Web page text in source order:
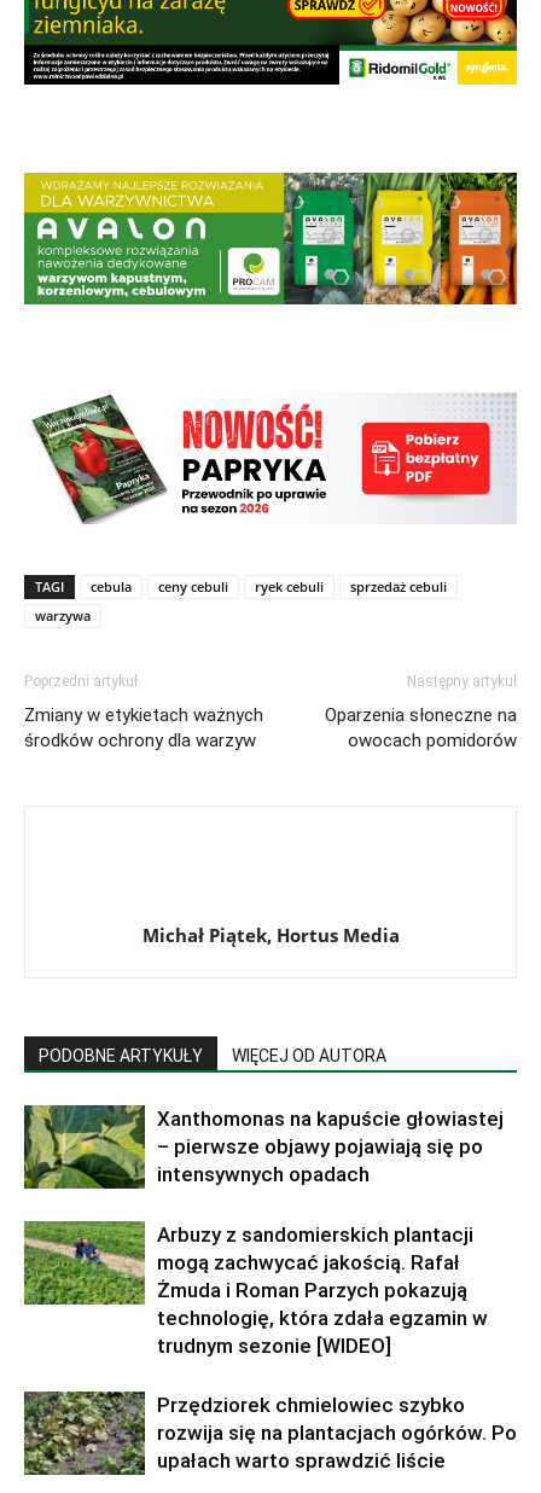
TAGI cebula ceny cebuli ryek cebuli
sprzedaż cebuli
warzywa
Poprzedni artykuł
Zmiany w etykietach ważnych
środków ochrony dla warzyw
Następny artykuł
Oparzenia słoneczne na
owocach pomidorów
Michał Piątek, Hortus Media
PODOBNE ARTYKUŁY WIĘCEJ OD AUTORA
Xanthomonas na kapuście głowiastej
– pierwsze objawy pojawiają się po
intensywnych opadach
Arbuzy z sandomierskich plantacji
mogą zachwycać jakością. Rafał
Żmuda i Roman Parzych pokazują
technologię, która zdała egzamin w
trudnym sezonie [WIDEO]
Przędziorek chmielowiec szybko
rozwija się na plantacjach ogórków. Po
upałach warto sprawdzić liście